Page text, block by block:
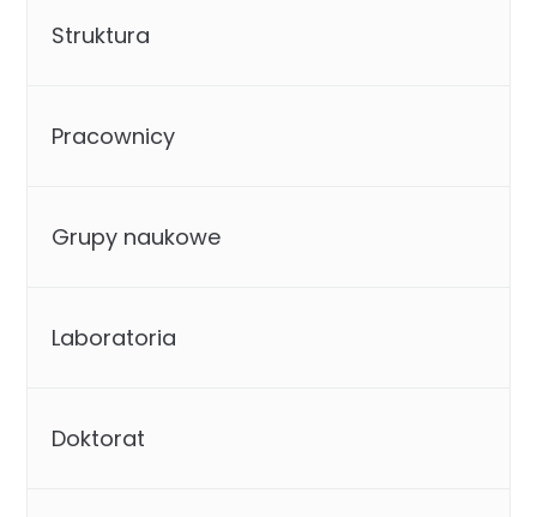
Struktura
Pracownicy
Grupy naukowe
Laboratoria
Doktorat